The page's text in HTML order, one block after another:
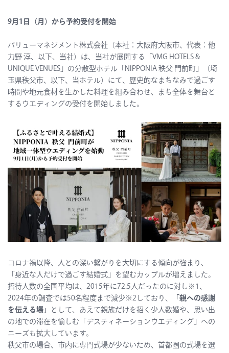
9月1日（月）から予約受付を開始
バリューマネジメント株式会社（本社：大阪府大阪市、代表：他
力野 淳、以下、当社）は、当社が展開する「VMG HOTELS &
UNIQUE VENUES」の分散型ホテル「NIPPONIA 秩父 門前町」（埼
玉県秩父市、以下、当ホテル）にて、歴史的なまちなみで過ごす
時間や地元食材を生かした料理を組み合わせ、まち全体を舞台と
するウエディングの受付を開始しました。
コロナ禍以降、人との深い繋がりを大切にする傾向が強まり、
「身近な人だけで過ごす結婚式」を望むカップルが増えました。
招待人数の全国平均は、2015年に72.5人だったのに対し※1、
2024年の調査では50名程度まで減少※2しており、
「親への感謝
を伝える場」
として、あえて親族だけを招く少人数婚や、思い出
の地での滞在を愉しむ「デスティネーションウエディング」への
ニーズも拡大しています。
秩父市の場合、市内に専門式場が少ないため、首都圏の式場を選